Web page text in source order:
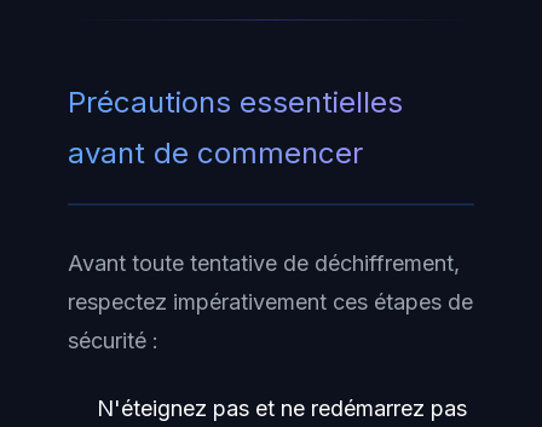
Précautions essentielles
avant de commencer
Avant toute tentative de déchiffrement,
respectez impérativement ces étapes de
sécurité :
N'éteignez pas et ne redémarrez pas